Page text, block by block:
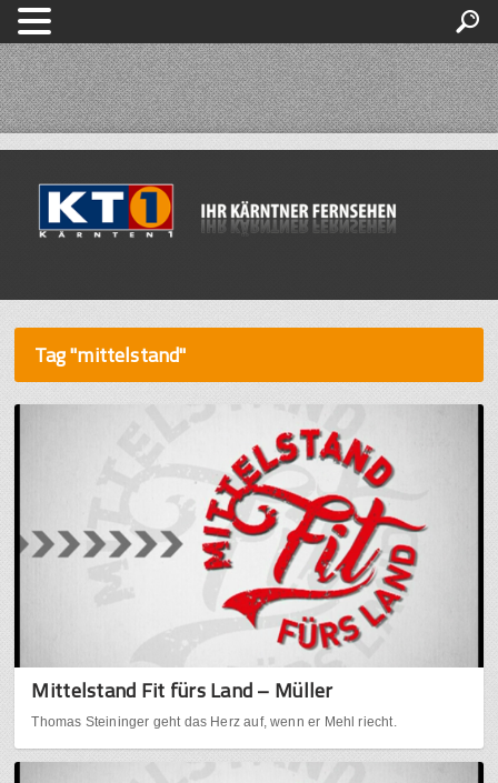
Tag "mittelstand"
Mittelstand Fit fürs Land – Müller
Thomas Steininger geht das Herz auf, wenn er Mehl riecht.